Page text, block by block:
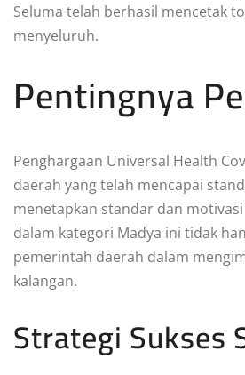
Seluma telah berhasil mencetak
menyeluruh.
Pentingnya
Penghargaan Universal Health
daerah yang telah mencapai
menetapkan standar dan
dalam kategori Madya ini tidak
pemerintah daerah dalam
kalangan.
Strategi Sukses